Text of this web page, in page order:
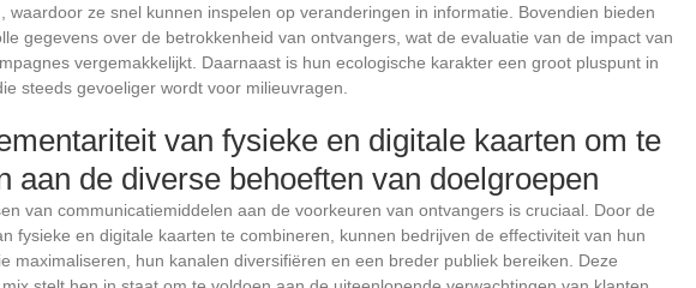
waardoor ze snel kunnen inspelen op veranderingen in informatie. Bovendien bieden
gegevens over de betrokkenheid van ontvangers, wat de evaluatie van de impact van
vergemakkelijkt. Daarnaast is hun ecologische karakter een groot pluspunt in
steeds gevoeliger wordt voor milieuvragen.
van fysieke en digitale kaarten om te
aan de diverse behoeften van doelgroepen
van communicatiemiddelen aan de voorkeuren van ontvangers is cruciaal. Door de
fysieke en digitale kaarten te combineren, kunnen bedrijven de effectiviteit van hun
maximaliseren, hun kanalen diversifiëren en een breder publiek bereiken. Deze